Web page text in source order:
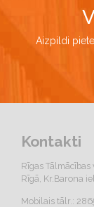
Aizpildi
Kontakti
Rīgas
Rīgā, Kr.Barona
Mobilais tālr.: